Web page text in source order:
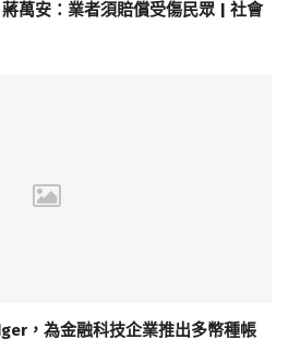
萬安：業者須賠償受傷民眾 | 社會
，為金融科技企業推出多幣種帳